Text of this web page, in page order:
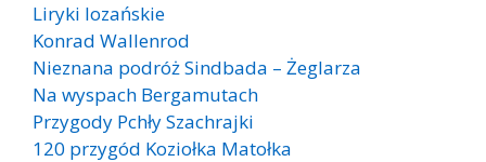
Liryki lozańskie
Konrad Wallenrod
Nieznana podróż Sindbada – Żeglarza
Na wyspach Bergamutach
Przygody Pchły Szachrajki
120 przygód Koziołka Matołka